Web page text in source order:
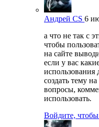
Андрей CS 6
а что не так с
чтобы
на сайте
если у вас
создать тему
вопросы,
использовать.
Войдите, чтобы